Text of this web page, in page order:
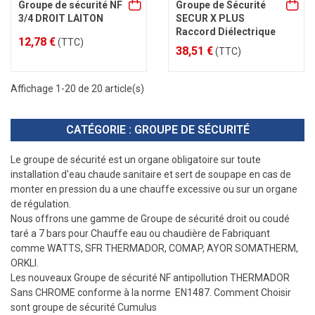
Groupe de sécurité NF
3/4 DROIT LAITON
12,78 €(TTC)
Groupe de Sécurité
SECUR X PLUS
Raccord Diélectrique
38,51 €(TTC)
Affichage 1-20 de 20 article(s)
CATÉGORIE : GROUPE DE SÉCURITÉ
Le groupe de sécurité est un organe obligatoire sur toute
installation d'eau chaude sanitaire et sert de soupape en cas de
monter en pression du a une chauffe excessive ou sur un organe
de régulation.
Nous offrons une gamme de Groupe de sécurité droit ou coudé
taré a 7 bars pour Chauffe eau ou chaudière de Fabriquant
comme WATTS, SFR THERMADOR, COMAP, AYOR SOMATHERM,
ORKLI.
Les nouveaux Groupe de sécurité NF antipollution THERMADOR
Sans CHROME conforme à la norme EN1487. Comment Choisir
sont groupe de sécurité Cumulus